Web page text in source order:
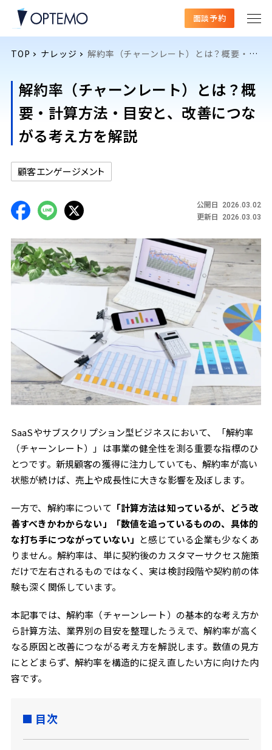
面談予約
TOP ナレッジ 解約率（チャーンレート）とは？概要・計算方法・目安と、改善につながる考え方を解説
解約率（チャーンレート）とは？概
要・計算方法・目安と、改善につな
がる考え方を解説
顧客エンゲージメント
公開日 2026.03.02
更新日 2026.03.03
SaaSやサブスクリプション型ビジネスにおいて、「解約率
（チャーンレート）」は事業の健全性を測る重要な指標のひ
とつです。新規顧客の獲得に注力していても、解約率が高い
状態が続けば、売上や成長性に大きな影響を及ぼします。
一方で、解約率について 「計算方法は知っているが、どう改
善すべきかわからない」「数値を追っているものの、具体的
な打ち手につながっていない」 と感じている企業も少なくあ
りません。解約率は、単に契約後のカスタマーサクセス施策
だけで左右されるものではなく、実は検討段階や契約前の体
験も深く関係しています。
本記事では、解約率（チャーンレート）の基本的な考え方か
ら計算方法、業界別の目安を整理したうえで、解約率が高く
なる原因と改善につながる考え方を解説します。数値の見方
にとどまらず、解約率を構造的に捉え直したい方に向けた内
容です。
目次